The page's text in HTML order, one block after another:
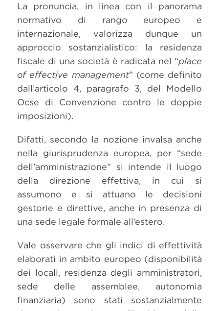
La pronuncia, in linea con il panorama
normativo di rango europeo e
internazionale, valorizza dunque un
approccio sostanzialistico: la residenza
fiscale di una società è radicata nel “place
of effective management” (come definito
dall’articolo 4, paragrafo 3, del Modello
Ocse di Convenzione contro le doppie
imposizioni).
Difatti, secondo la nozione invalsa anche
nella giurisprudenza europea, per “sede
dell’amministrazione” si intende il luogo
della direzione effettiva, in cui si
assumono e si attuano le decisioni
gestorie e direttive, anche in presenza di
una sede legale formale all’estero.
Vale osservare che gli indici di effettività
elaborati in ambito europeo (disponibilità
dei locali, residenza degli amministratori,
sede delle assemblee, autonomia
finanziaria) sono stati sostanzialmente